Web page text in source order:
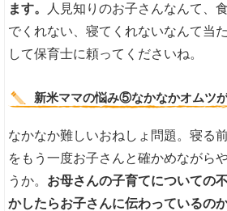
ます。
人見知りのお子さんなんて、
でくれない、寝てくれないなんて当
して保育士に頼ってくださいね。
新米ママの悩み⑤なかなかオムツ
なかなか難しいおねしょ問題。寝る
をもう一度お子さんと確かめながら
うか。 お母さんの子育てについての
かしたらお子さんに伝わっているの